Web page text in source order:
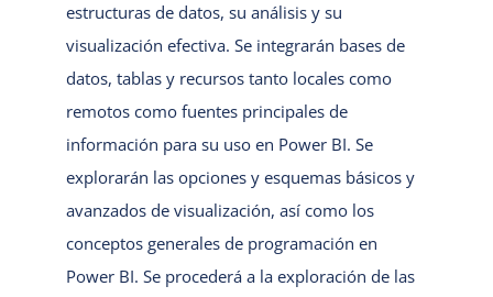
estructuras de datos, su análisis y su
visualización efectiva. Se integrarán bases de
datos, tablas y recursos tanto locales como
remotos como fuentes principales de
información para su uso en Power BI. Se
explorarán las opciones y esquemas básicos y
avanzados de visualización, así como los
conceptos generales de programación en
Power BI. Se procederá a la exploración de las